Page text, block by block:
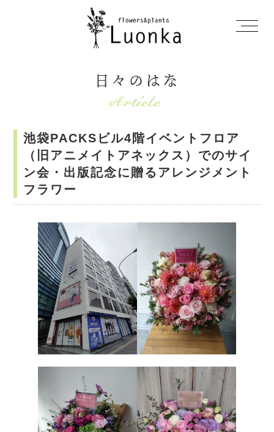
日々のはな
池袋PACKSビル4階イベントフロア
（旧アニメイトアネックス）でのサイ
ン会・出版記念に贈るアレンジメント
フラワー